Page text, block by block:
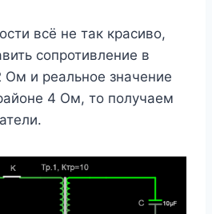
всё не так красиво,
сопротивление в
и реальное значение
4 Ом, то получаем